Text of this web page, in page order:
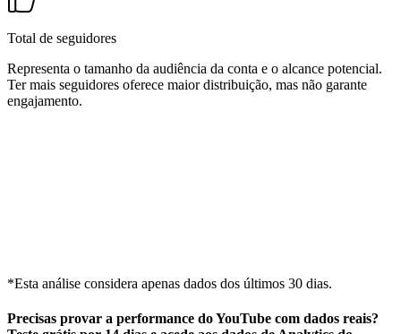
Total de seguidores
Representa o tamanho da audiência da conta e o alcance potencial.
Ter mais seguidores oferece maior distribuição, mas não garante
engajamento.
*Esta análise considera apenas dados dos últimos 30 dias.
Precisas provar a performance do YouTube com dados reais?